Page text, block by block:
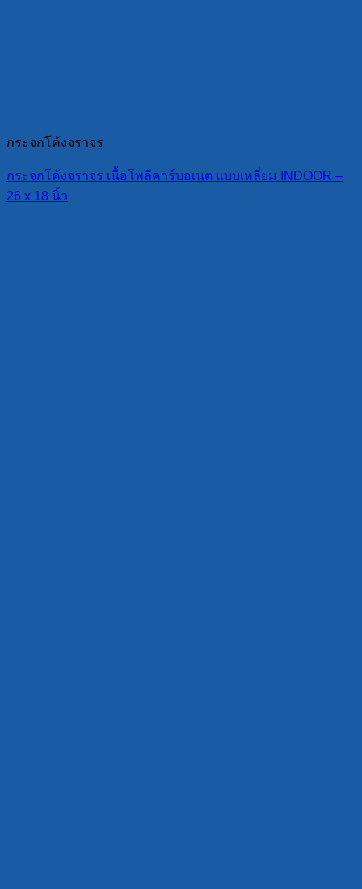
กระจกโค้งจราจร
กระจกโค้งจราจร เนื้อโพลีคาร์บอเนต แบบเหลี่ยม INDOOR –
26 x 18 นิ้ว